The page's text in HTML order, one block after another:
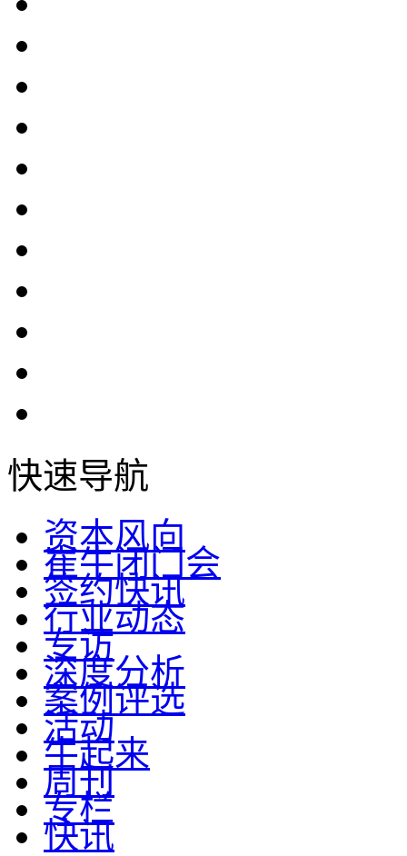
快速导航
资本风向
崔牛闭门会
签约快讯
行业动态
专访
深度分析
案例评选
活动
牛起来
周刊
专栏
快讯